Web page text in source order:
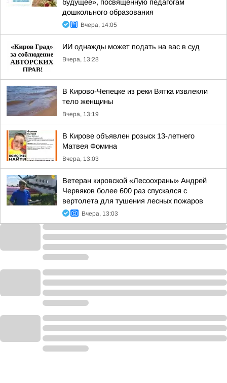
будущее», посвященную педагогам
дошкольного образования
Вчера, 14:05
ИИ однажды может подать на вас в суд
Вчера, 13:28
В Кирово-Чепецке из реки Вятка извлекли
тело женщины
Вчера, 13:19
В Кирове объявлен розыск 13-летнего
Матвея Фомина
Вчера, 13:03
Ветеран кировской «Лесоохраны» Андрей
Червяков более 600 раз спускался с
вертолета для тушения лесных пожаров
Вчера, 13:03